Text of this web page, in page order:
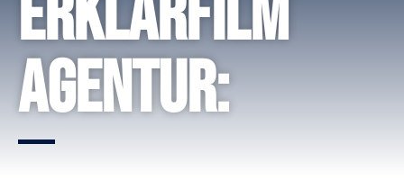
Erklärfilm
Agentur: